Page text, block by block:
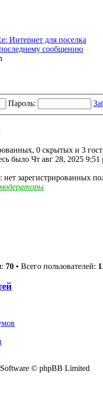
Интернет для поселка
сообщению
Пароль:
0 скрытых и 3
было Чт авг 28, 2025 9:51
зарегистрированных
70 • Всего пользователей:
© phpBB Limited